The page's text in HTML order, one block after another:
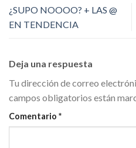
¿SUPO NOOOO? + LAS @
EN TENDENCIA
Deja una respuesta
Tu dirección de correo
campos obligatorios están
Comentario *